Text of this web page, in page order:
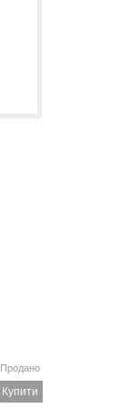
Продано
Купити